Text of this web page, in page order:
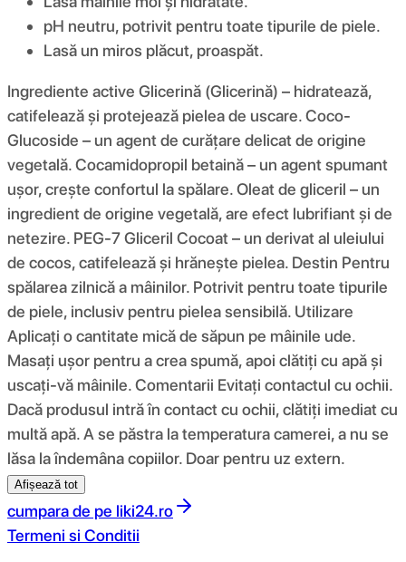
pH neutru, potrivit pentru toate tipurile de piele.
Lasă un miros plăcut, proaspăt.
Ingrediente active Glicerină (Glicerină) – hidratează,
catifelează și protejează pielea de uscare. Coco-
Glucoside – un agent de curățare delicat de origine
vegetală. Cocamidopropil betaină – un agent spumant
ușor, crește confortul la spălare. Oleat de gliceril – un
ingredient de origine vegetală, are efect lubrifiant și de
netezire. PEG-7 Gliceril Cocoat – un derivat al uleiului
de cocos, catifelează și hrănește pielea. Destin Pentru
spălarea zilnică a mâinilor. Potrivit pentru toate tipurile
de piele, inclusiv pentru pielea sensibilă. Utilizare
Aplicați o cantitate mică de săpun pe mâinile ude.
Masați ușor pentru a crea spumă, apoi clătiți cu apă și
uscați-vă mâinile. Comentarii Evitați contactul cu ochii.
Dacă produsul intră în contact cu ochii, clătiți imediat cu
multă apă. A se păstra la temperatura camerei, a nu se
lăsa la îndemâna copiilor. Doar pentru uz extern.
Afișează tot
cumpara de pe liki24.ro
Termeni si Conditii